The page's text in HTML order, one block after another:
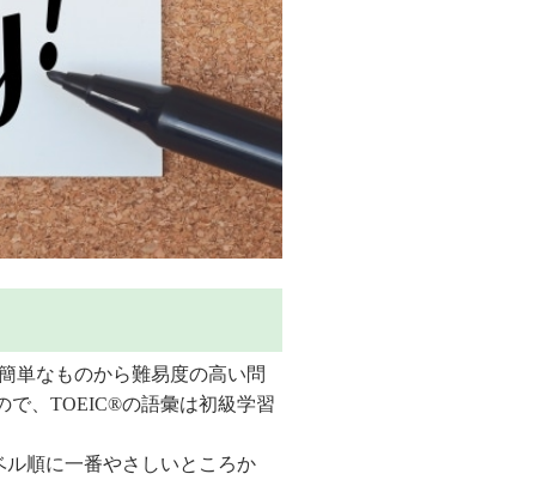
単なものから難易度の高い問
で、TOEIC®の語彙は初級学習
順に一番やさしいところか